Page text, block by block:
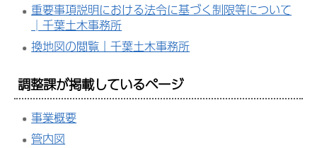
重要事項説明における法令に基づく制限等について
│千葉土木事務所
換地図の閲覧｜千葉土木事務所
調整課が掲載しているページ
事業概要
管内図